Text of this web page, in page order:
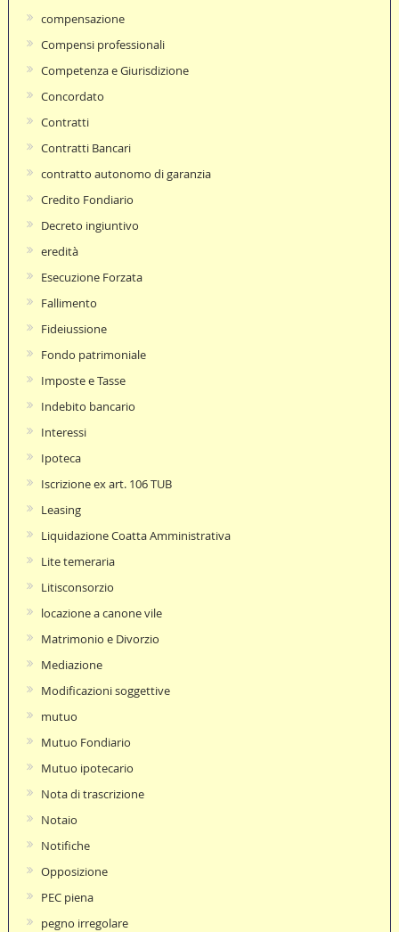
compensazione
Compensi professionali
Competenza e Giurisdizione
Concordato
Contratti
Contratti Bancari
contratto autonomo di garanzia
Credito Fondiario
Decreto ingiuntivo
eredità
Esecuzione Forzata
Fallimento
Fideiussione
Fondo patrimoniale
Imposte e Tasse
Indebito bancario
Interessi
Ipoteca
Iscrizione ex art. 106 TUB
Leasing
Liquidazione Coatta Amministrativa
Lite temeraria
Litisconsorzio
locazione a canone vile
Matrimonio e Divorzio
Mediazione
Modificazioni soggettive
mutuo
Mutuo Fondiario
Mutuo ipotecario
Nota di trascrizione
Notaio
Notifiche
Opposizione
PEC piena
pegno irregolare